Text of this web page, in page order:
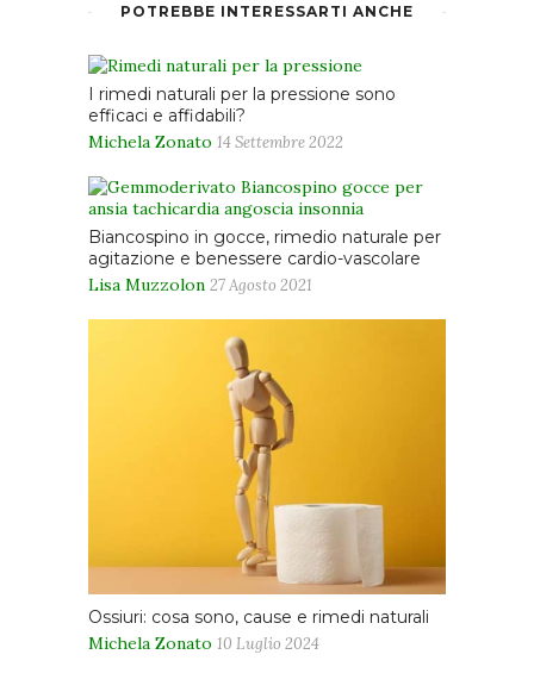
POTREBBE INTERESSARTI ANCHE
I rimedi naturali per la pressione sono
efficaci e affidabili?
Michela Zonato 14 Settembre 2022
Biancospino in gocce, rimedio naturale per
agitazione e benessere cardio-vascolare
Lisa Muzzolon 27 Agosto 2021
Ossiuri: cosa sono, cause e rimedi naturali
Michela Zonato 10 Luglio 2024